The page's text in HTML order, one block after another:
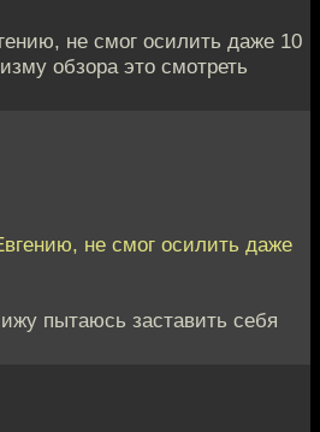
не смог осилить даже 10
обзора это смотреть
не смог осилить даже
пытаюсь заставить себя